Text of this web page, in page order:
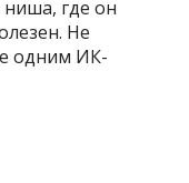
ниша, где он
Не
одним ИК-